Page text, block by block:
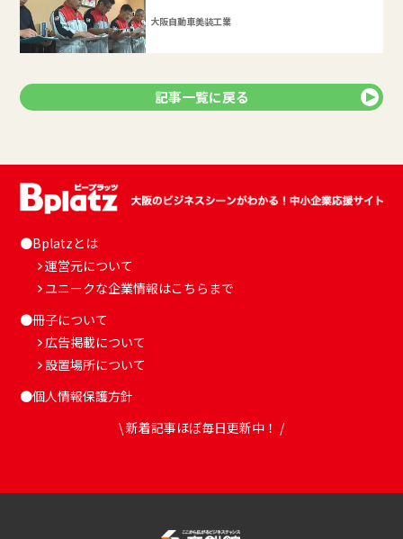
大阪自動車美装工業
記事一覧に戻る
●Bplatzとは
運営元について
ユニークな企業情報はこちらまで
●冊子について
広告掲載について
設置場所について
●個人情報保護方針
\ 新着記事ほぼ毎日更新中！ /